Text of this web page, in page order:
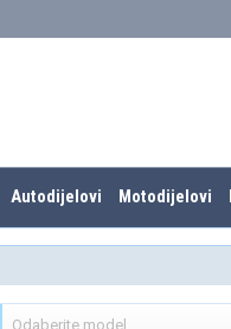
Autodijelovi Motodijelovi